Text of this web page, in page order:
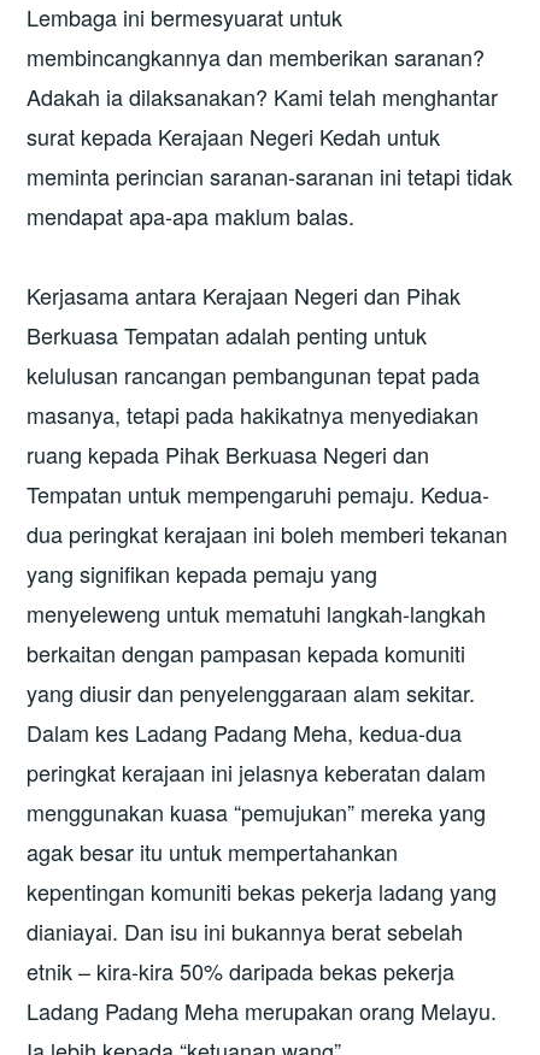
Lembaga ini bermesyuarat untuk
membincangkannya dan memberikan saranan?
Adakah ia dilaksanakan? Kami telah menghantar
surat kepada Kerajaan Negeri Kedah untuk
meminta perincian saranan-saranan ini tetapi tidak
mendapat apa-apa maklum balas.
Kerjasama antara Kerajaan Negeri dan Pihak
Berkuasa Tempatan adalah penting untuk
kelulusan rancangan pembangunan tepat pada
masanya, tetapi pada hakikatnya menyediakan
ruang kepada Pihak Berkuasa Negeri dan
Tempatan untuk mempengaruhi pemaju. Kedua-
dua peringkat kerajaan ini boleh memberi tekanan
yang signifikan kepada pemaju yang
menyeleweng untuk mematuhi langkah-langkah
berkaitan dengan pampasan kepada komuniti
yang diusir dan penyelenggaraan alam sekitar.
Dalam kes Ladang Padang Meha, kedua-dua
peringkat kerajaan ini jelasnya keberatan dalam
menggunakan kuasa “pemujukan” mereka yang
agak besar itu untuk mempertahankan
kepentingan komuniti bekas pekerja ladang yang
dianiayai. Dan isu ini bukannya berat sebelah
etnik – kira-kira 50% daripada bekas pekerja
Ladang Padang Meha merupakan orang Melayu.